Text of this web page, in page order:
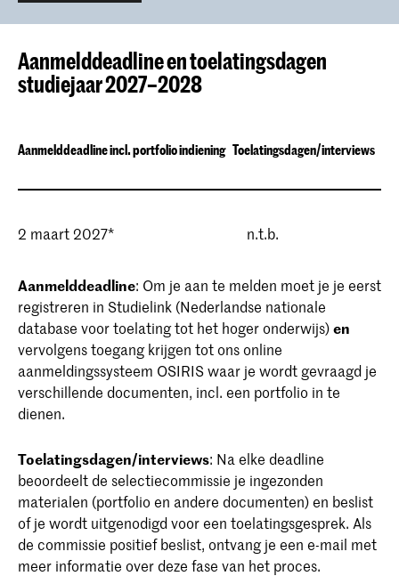
Aanmelddeadline en toelatingsdagen
studiejaar 2027–2028
Aanmelddeadline incl. portfolio indiening Toelatingsdagen/interviews
2 maart 2027* n.t.b.
Aanmelddeadline: Om je aan te melden moet je je eerst
registreren in Studielink (Nederlandse nationale
database voor toelating tot het hoger onderwijs)en
vervolgens toegang krijgen tot ons online
aanmeldingssysteem OSIRIS waar je wordt gevraagd je
verschillende documenten, incl. een portfolio in te
dienen.
Toelatingsdagen/interviews: Na elke deadline
beoordeelt de selectiecommissie je ingezonden
materialen (portfolio en andere documenten) en beslist
of je wordt uitgenodigd voor een toelatingsgesprek. Als
de commissie positief beslist, ontvang je een e-mail met
meer informatie over deze fase van het proces.